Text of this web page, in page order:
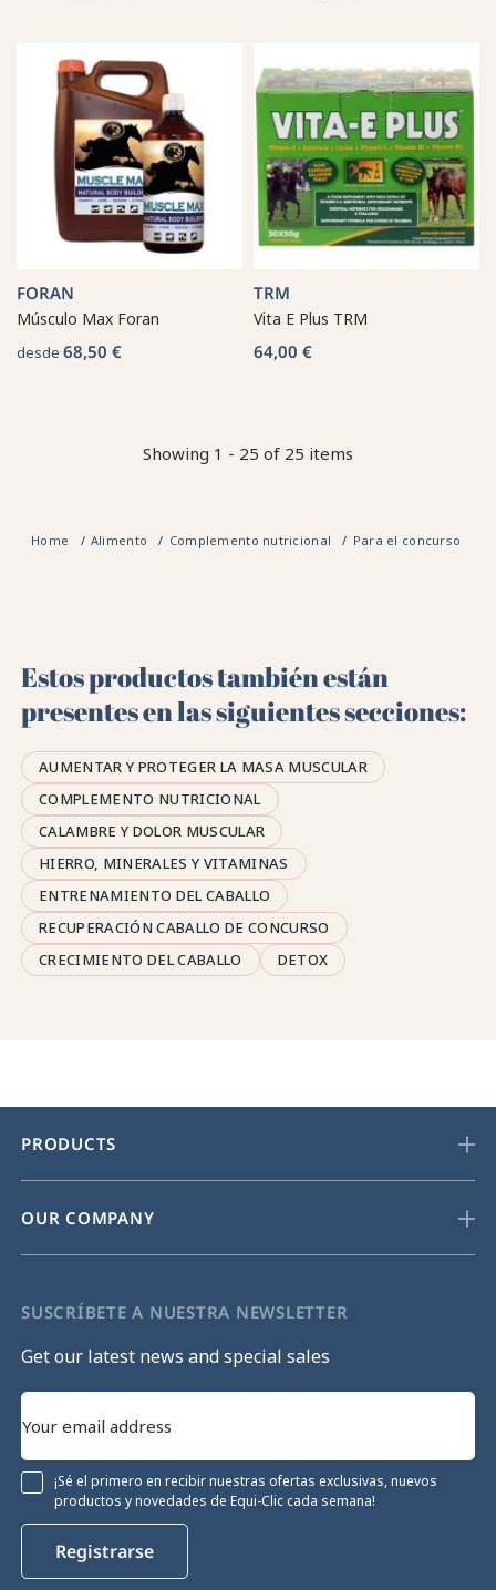
FORAN
Músculo Max Foran
desde 68,50 €
TRM
Vita E Plus TRM
64,00 €
Showing 1 - 25 of 25 items
Home Alimento Complemento nutricional Para el concurso
Estos productos también están
presentes en las siguientes secciones:
AUMENTAR Y PROTEGER LA MASA MUSCULAR
COMPLEMENTO NUTRICIONAL
CALAMBRE Y DOLOR MUSCULAR
HIERRO, MINERALES Y VITAMINAS
ENTRENAMIENTO DEL CABALLO
RECUPERACIÓN CABALLO DE CONCURSO
CRECIMIENTO DEL CABALLO
DETOX
PRODUCTS
OUR COMPANY
SUSCRÍBETE A NUESTRA NEWSLETTER
Get our latest news and special sales
¡Sé el primero en recibir nuestras ofertas exclusivas, nuevos
productos y novedades de Equi-Clic cada semana!
Registrarse